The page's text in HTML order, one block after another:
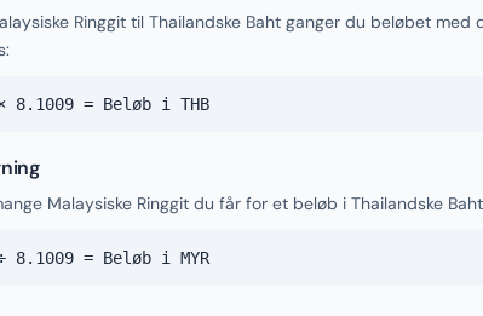
Ringgit til Thailandske Baht ganger du beløbet med
8.1009 = Beløb i THB
Malaysiske Ringgit du får for et beløb i Thailandske
8.1009 = Beløb i MYR